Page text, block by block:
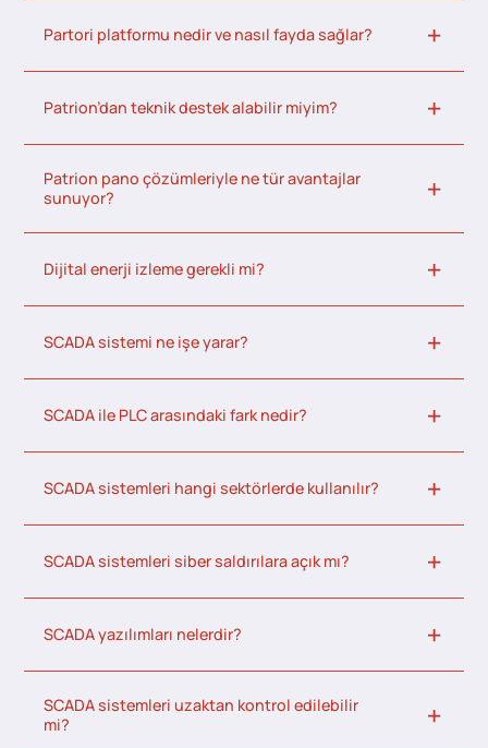
Partori platformu nedir ve nasıl fayda sağlar?
Patrion’dan teknik destek alabilir miyim?
Patrion pano çözümleriyle ne tür avantajlar
sunuyor?
Dijital enerji izleme gerekli mi?
SCADA sistemi ne işe yarar?
SCADA ile PLC arasındaki fark nedir?
SCADA sistemleri hangi sektörlerde kullanılır?
SCADA sistemleri siber saldırılara açık mı?
SCADA yazılımları nelerdir?
SCADA sistemleri uzaktan kontrol edilebilir
mi?